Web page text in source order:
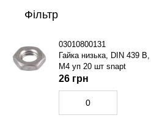
Фільтр
03010800131
Гайка низька, DIN 439
M4 уп 20 шт snapt
26 грн